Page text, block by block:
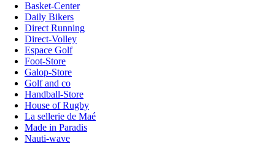
Basket-Center
Daily Bikers
Direct Running
Direct-Volley
Espace Golf
Foot-Store
Galop-Store
Golf and co
Handball-Store
House of Rugby
La sellerie de Maé
Made in Paradis
Nauti-wave